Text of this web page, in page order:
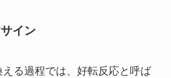
イン
る過程では、好転反応と呼ば